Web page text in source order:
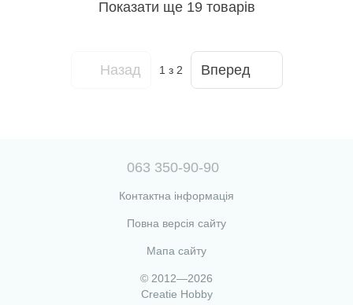
Показати ще 19 товарів
Назад 1 з 2 Вперед
063 350-90-90
Контактна інформація
Повна версія сайту
Мапа сайту
© 2012—2026
Creatie Hobby